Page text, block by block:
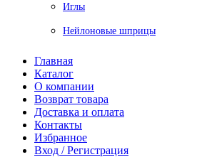
Иглы
Нейлоновые шприцы
Главная
Каталог
О компании
Возврат товара
Доставка и оплата
Контакты
Избранное
Вход / Регистрация